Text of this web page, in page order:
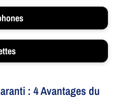
: 4 Avantages du